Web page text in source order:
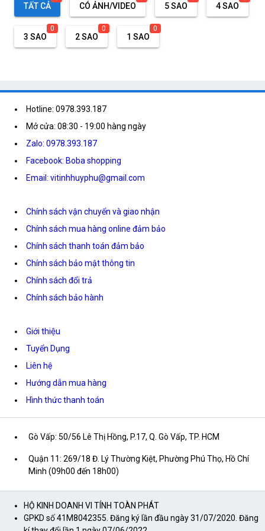
TẤT CẢ CÓ ẢNH/VIDEO 5 SAO 4 SAO
3 SAO
0
2 SAO
0
1 SAO
0
Hotline: 0978.393.187
Mở cửa: 08:30 - 19:00 hàng ngày
Zalo: 0978.393.187
Facebook: Boba shopping
Email: vitinhhuyphu@gmail.com
Chính sách vận chuyển và giao nhận
Chính sách mua hàng online đảm bảo
Chính sách thanh toán đảm bảo
Chính sách bảo mật thông tin
Chính sách đổi trả
Chính sách bảo hành
Giới thiệu
Tuyển Dụng
Liên hệ
Hướng dẫn mua hàng
Hình thức thanh toán
Gò Vấp: 50/56 Lê Thị Hồng, P.17, Q. Gò Vấp, TP. HCM
Quận 11: 269/18 Đ. Lý Thường Kiệt, Phường Phú Thọ, Hồ Chí
Minh (09h00 đến 18h00)
HỘ KINH DOANH VI TÍNH TOÀN PHÁT
GPKD số 41M8042355. Đăng ký lần đầu ngày 31/07/2020. Đăng